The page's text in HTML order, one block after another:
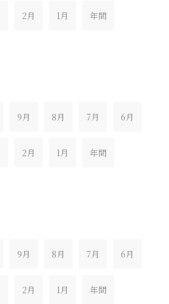
2月 1月 年間
9月 8月 7月 6月
2月 1月 年間
9月 8月 7月 6月
2月 1月 年間